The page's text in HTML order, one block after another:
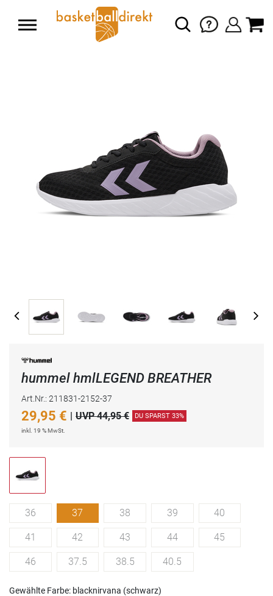
hummel hmlLEGEND BREATHER
Art.Nr.: 211831-2152-37
29,95 € | UVP 44,95 € DU SPARST 33%
inkl. 19 % MwSt.
36 37 38 39 40
41 42 43 44 45
46 37.5 38.5 40.5
Gewählte Farbe: blacknirvana (schwarz)